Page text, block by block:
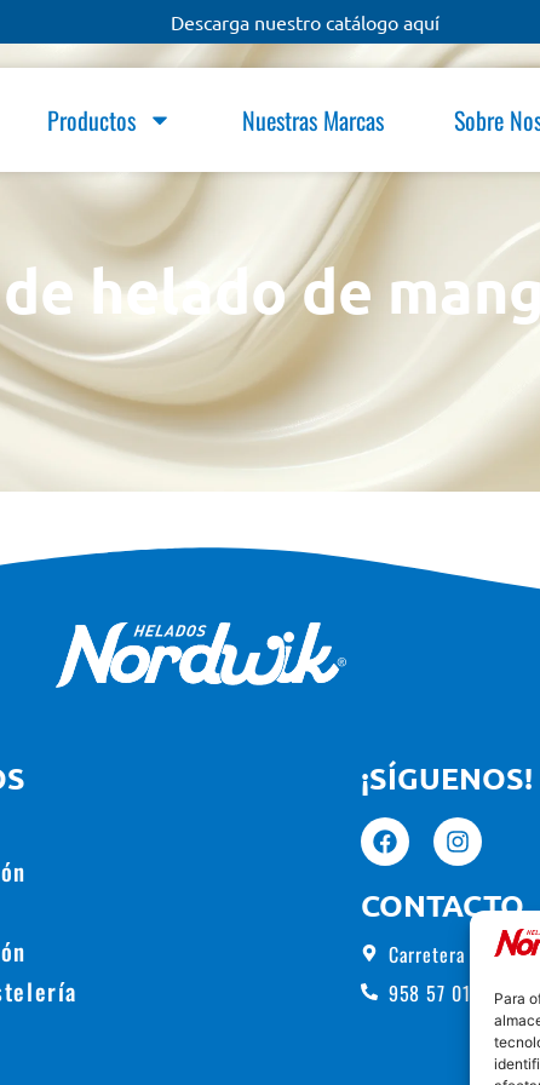
Para
Descarga nuestro catálogo aquí
Productos Nuestras Marcas Sobre
helado de
¡SÍGUENOS!
CONTACTO
Carretera de
958 57 01 00